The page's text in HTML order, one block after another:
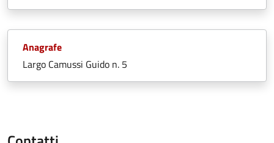
Anagrafe
Largo Camussi Guido n. 5